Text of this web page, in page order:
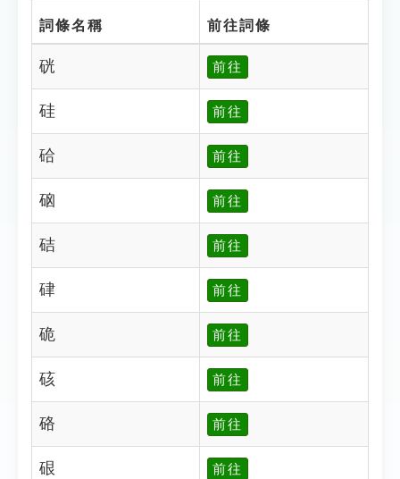
詞條名稱 前往詞條
硄 前往
硅 前往
硆 前往
硇 前往
硈 前往
硉 前往
硊 前往
硋 前往
硌 前往
硍 前往